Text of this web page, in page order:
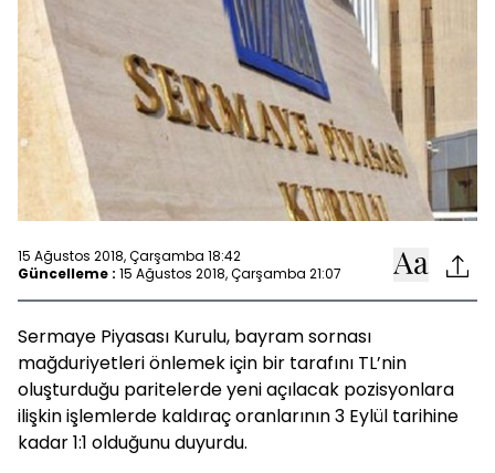
15 Ağustos 2018, Çarşamba 18:42
Güncelleme : 15 Ağustos 2018, Çarşamba 21:07
Sermaye Piyasası Kurulu, bayram sornası
mağduriyetleri önlemek için bir tarafını TL’nin
oluşturduğu paritelerde yeni açılacak pozisyonlara
ilişkin işlemlerde kaldıraç oranlarının 3 Eylül tarihine
kadar 1:1 olduğunu duyurdu.